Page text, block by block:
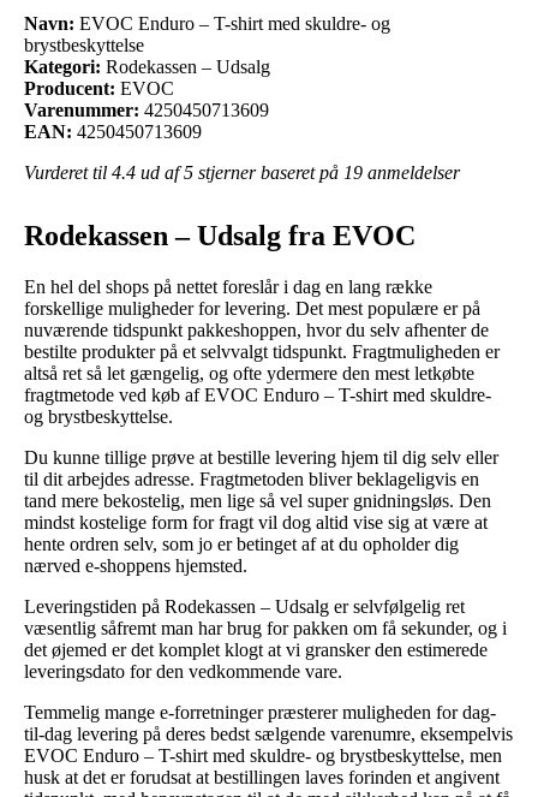
Navn: EVOC Enduro – T-shirt med skuldre- og
brystbeskyttelse
Kategori: Rodekassen – Udsalg
Producent: EVOC
Varenummer: 4250450713609
EAN: 4250450713609
Vurderet til 4.4 ud af 5 stjerner baseret på 19 anmeldelser
Rodekassen – Udsalg fra EVOC
En hel del shops på nettet foreslår i dag en lang række
forskellige muligheder for levering. Det mest populære er på
nuværende tidspunkt pakkeshoppen, hvor du selv afhenter de
bestilte produkter på et selvvalgt tidspunkt. Fragtmuligheden er
altså ret så let gængelig, og ofte ydermere den mest letkøbte
fragtmetode ved køb af EVOC Enduro – T-shirt med skuldre-
og brystbeskyttelse.
Du kunne tillige prøve at bestille levering hjem til dig selv eller
til dit arbejdes adresse. Fragtmetoden bliver beklageligvis en
tand mere bekostelig, men lige så vel super gnidningsløs. Den
mindst kostelige form for fragt vil dog altid vise sig at være at
hente ordren selv, som jo er betinget af at du opholder dig
nærved e-shoppens hjemsted.
Leveringstiden på Rodekassen – Udsalg er selvfølgelig ret
væsentlig såfremt man har brug for pakken om få sekunder, og i
det øjemed er det komplet klogt at vi gransker den estimerede
leveringsdato for den vedkommende vare.
Temmelig mange e-forretninger præsterer muligheden for dag-
til-dag levering på deres bedst sælgende varenumre, eksempelvis
EVOC Enduro – T-shirt med skuldre- og brystbeskyttelse, men
husk at det er forudsat at bestillingen laves forinden et angivent